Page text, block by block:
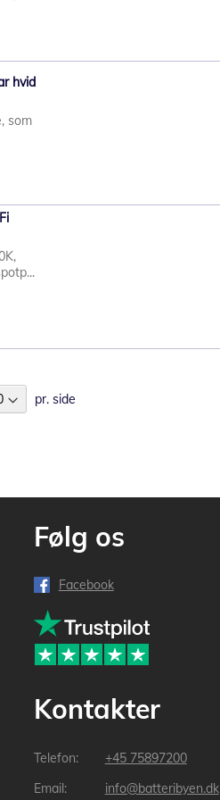
hvid
som
pr. side
Følg os
Facebook
Kontakter
+45 75897200
info@batteribyen.dk